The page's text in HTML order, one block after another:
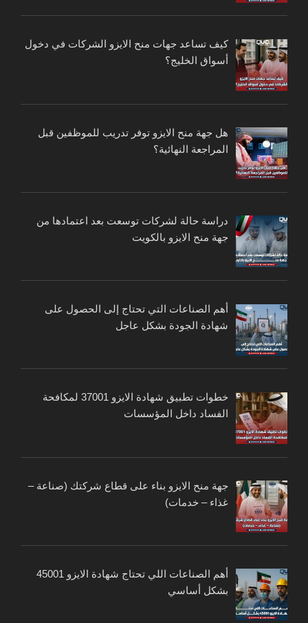
كيف تساعد جهات منح الايزو الشركات في دخول
أسواق الخليج؟
هل جهة منح الايزو توفر تدريب للموظفين قبل
المراجعة النهائية؟
دراسة حالة لشركات توسعت بعد اعتمادها من
جهة منح الايزو بالكويت
أهم الصناعات التي تحتاج إلى الحصول على
شهادة الجودة بشكل عاجل
خطوات تطبيق شهادة الايزو 37001 لمكافحة
الفساد داخل المؤسسات
جهة منح الايزو بناء على قطاع شركتك (صناعة –
غذاء – خدمات)
أهم الصناعات اللي تحتاج شهادة الايزو 45001
بشكل أساسي